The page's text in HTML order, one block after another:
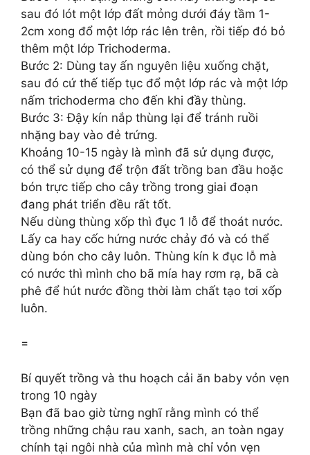
sau đó lót một lớp đất mỏng dưới đáy tầm 1-
2cm xong đổ một lớp rác lên trên, rồi tiếp đó bỏ
thêm một lớp Trichoderma.
Bước 2: Dùng tay ấn nguyên liệu xuống chặt,
sau đó cứ thế tiếp tục đổ một lớp rác và một lớp
nấm trichoderma cho đến khi đầy thùng.
Bước 3: Đậy kín nắp thùng lại để tránh ruồi
nhặng bay vào đẻ trứng.
Khoảng 10-15 ngày là mình đã sử dụng được,
có thể sử dụng để trộn đất trồng ban đầu hoặc
bón trực tiếp cho cây trồng trong giai đoạn
đang phát triển đều rất tốt.
Nếu dùng thùng xốp thì đục 1 lỗ để thoát nước.
Lấy ca hay cốc hứng nước chảy đó và có thể
dùng bón cho cây luôn. Thùng kín k đục lỗ mà
có nước thì mình cho bã mía hay rơm rạ, bã cà
phê để hút nước đồng thời làm chất tạo tơi xốp
luôn.
=
Bí quyết trồng và thu hoạch cải ăn baby vỏn vẹn
trong 10 ngày
Bạn đã bao giờ từng nghĩ rằng mình có thể
trồng những chậu rau xanh, sach, an toàn ngay
chính tại ngôi nhà của mình mà chỉ vỏn vẹn